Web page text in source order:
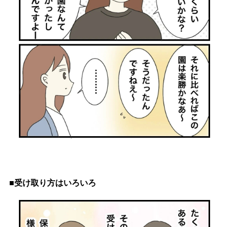
■受け取り方はいろいろ